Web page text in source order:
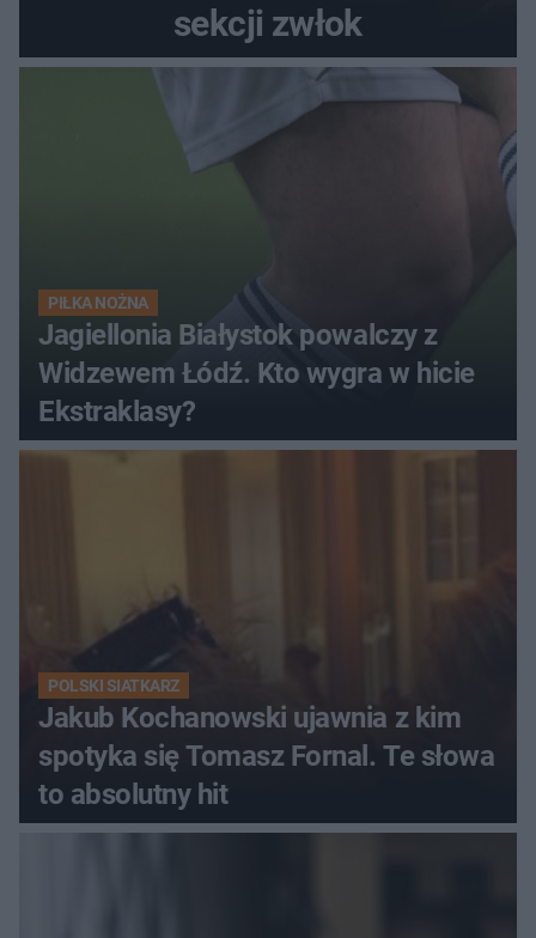
sekcji zwłok
PIŁKA NOŻNA
Jagiellonia Białystok powalczy z
Widzewem Łódź. Kto wygra w hicie
Ekstraklasy?
POLSKI SIATKARZ
Jakub Kochanowski ujawnia z kim
spotyka się Tomasz Fornal. Te słowa
to absolutny hit